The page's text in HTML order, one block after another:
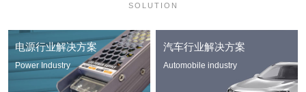
SOLUTION
电源行业解决方案
Power Industry
汽车行业解决方案
Automobile industry